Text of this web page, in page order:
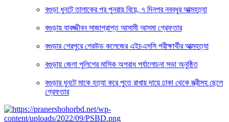
বগুড়া ধুনটে তালাকের পর পুনরায় বিয়ে, ৭ দিনপর নববধুর আত্মহত্যা
বগুড়ায় যাবজ্জীবন সাজাপ্রাপ্ত আসামী আসমা গ্রেফতার
বগুড়ার শেরপুরে শেরউড কলেজের এইচএসসি পরীক্ষার্থীর আত্মহত্যা
বগুড়ায় জেলা পুলিশের মাসিক অপরাধ পর্যালোচনা সভা অনুষ্ঠিত
বগুড়ার ধুনটে মাকে হত্যা করে পুতে রাখায় দায়ে ঢাকা থেকে স্ত্রীসহ ছেলে
গ্রেফতার